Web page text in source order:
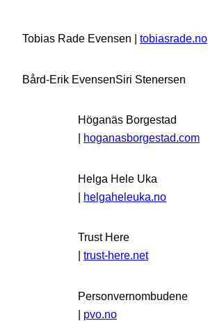
Tobias Rade Evensen | tobiasrade.no
Bård-Erik EvensenSiri Stenersen
Höganäs Borgestad
| hoganasborgestad.com
Helga Hele Uka
| helgaheleuka.no
Trust Here
trust-here.net
Personvernombudene
| pvo.no